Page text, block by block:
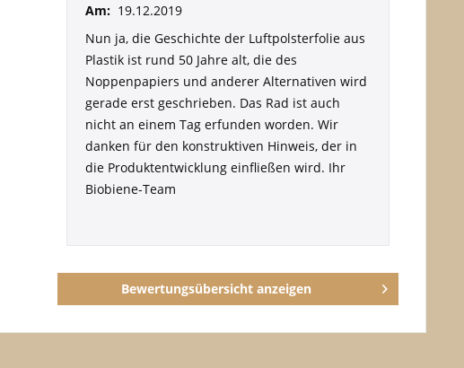
Am: 19.12.2019
Nun ja, die Geschichte der Luftpolsterfolie aus
Plastik ist rund 50 Jahre alt, die des
Noppenpapiers und anderer Alternativen wird
gerade erst geschrieben. Das Rad ist auch
nicht an einem Tag erfunden worden. Wir
danken für den konstruktiven Hinweis, der in
die Produktentwicklung einfließen wird. Ihr
Biobiene-Team
Bewertungsübersicht anzeigen